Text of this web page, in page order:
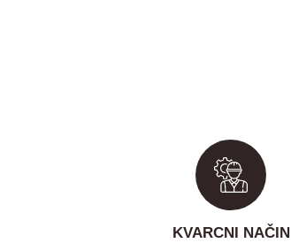
KVARCNI NAČIN